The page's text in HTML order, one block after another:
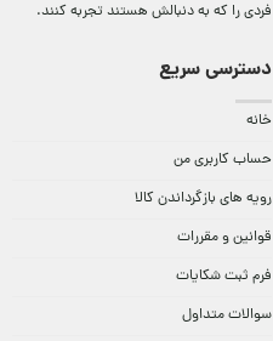
فردی را که به دنبالش هستند تجربه کنند.
دسترسی سریع
خانه
حساب کاربری من
رویه های بازگرداندن کالا
قوانین و مقررات
فرم ثبت شکایات
سوالات متداول